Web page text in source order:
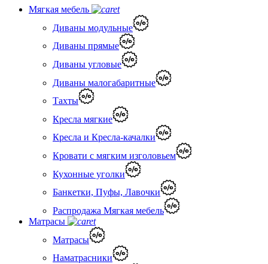
Мягкая мебель
Диваны модульные
Диваны прямые
Диваны угловые
Диваны малогабаритные
Тахты
Кресла мягкие
Кресла и Кресла-качалки
Кровати с мягким изголовьем
Кухонные уголки
Банкетки, Пуфы, Лавочки
Распродажа Мягкая мебель
Матрасы
Матрасы
Наматрасники